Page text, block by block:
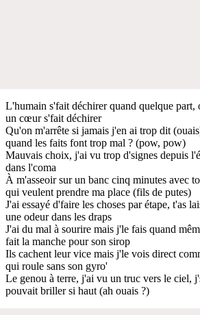
L'humain s'fait déchirer quand quelque part,
un cœur s'fait déchirer
Qu'on m'arrête si jamais j'en ai trop dit
quand les faits font trop mal ? (pow, pow)
Mauvais choix, j'ai vu trop d'signes depuis
dans l'coma
À m'asseoir sur un banc cinq minutes avec
qui veulent prendre ma place (fils de putes)
J'ai essayé d'faire les choses par étape, t'as
une odeur dans les draps
J'ai du mal à sourire mais j'le fais quand
fait la manche pour son sirop
Ils cachent leur vice mais j'le vois direct
qui roule sans son gyro'
Le genou à terre, j'ai vu un truc vers le ciel,
pouvait briller si haut (ah ouais ?)